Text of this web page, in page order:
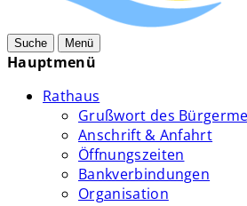
Suche Menü
Hauptmenü
Rathaus
Grußwort des
Anschrift & Anfahrt
Öffnungszeiten
Bankverbindungen
Organisation